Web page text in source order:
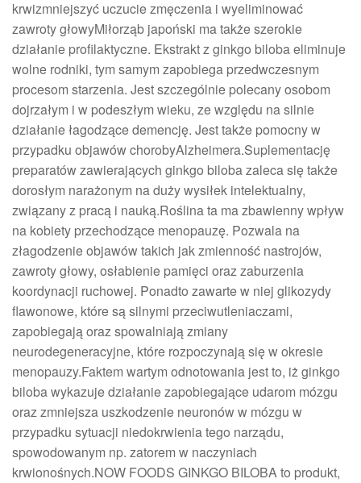
krwizmniejszyć uczucie zmęczenia i wyeliminować
zawroty głowyMiłorząb japoński ma także szerokie
działanie profilaktyczne. Ekstrakt z ginkgo biloba eliminuje
wolne rodniki, tym samym zapobiega przedwczesnym
procesom starzenia. Jest szczególnie polecany osobom
dojrzałym i w podeszłym wieku, ze względu na silnie
działanie łagodzące demencję. Jest także pomocny w
przypadku objawów chorobyAlzheimera.Suplementację
preparatów zawierających ginkgo biloba zaleca się także
dorosłym narażonym na duży wysiłek intelektualny,
związany z pracą i nauką.Roślina ta ma zbawienny wpływ
na kobiety przechodzące menopauzę. Pozwala na
złagodzenie objawów takich jak zmienność nastrojów,
zawroty głowy, osłabienie pamięci oraz zaburzenia
koordynacji ruchowej. Ponadto zawarte w niej glikozydy
flawonowe, które są silnymi przeciwutleniaczami,
zapobiegają oraz spowalniają zmiany
neurodegeneracyjne, które rozpoczynają się w okresie
menopauzy.Faktem wartym odnotowania jest to, iż ginkgo
biloba wykazuje działanie zapobiegające udarom mózgu
oraz zmniejsza uszkodzenie neuronów w mózgu w
przypadku sytuacji niedokrwienia tego narządu,
spowodowanym np. zatorem w naczyniach
krwionośnych.NOW FOODS GINKGO BILOBA to produkt,